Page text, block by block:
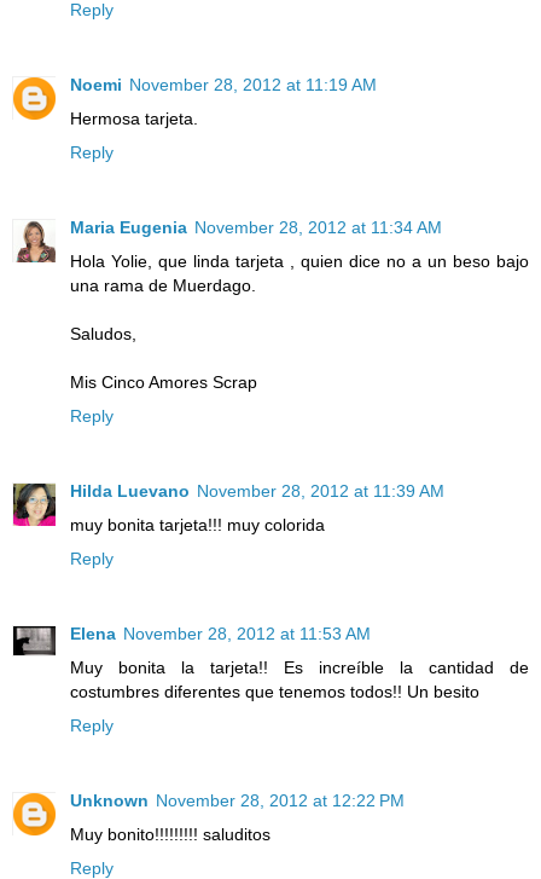
Reply
Noemi November 28, 2012 at 11:19 AM
Hermosa tarjeta.
Reply
Maria Eugenia November 28, 2012 at 11:34 AM
Hola Yolie, que linda tarjeta , quien dice no a un beso bajo
una rama de Muerdago.
Saludos,
Mis Cinco Amores Scrap
Reply
Hilda Luevano November 28, 2012 at 11:39 AM
muy bonita tarjeta!!! muy colorida
Reply
Elena November 28, 2012 at 11:53 AM
Muy bonita la tarjeta!! Es increíble la cantidad de
costumbres diferentes que tenemos todos!! Un besito
Reply
Unknown November 28, 2012 at 12:22 PM
Muy bonito!!!!!!!!! saluditos
Reply